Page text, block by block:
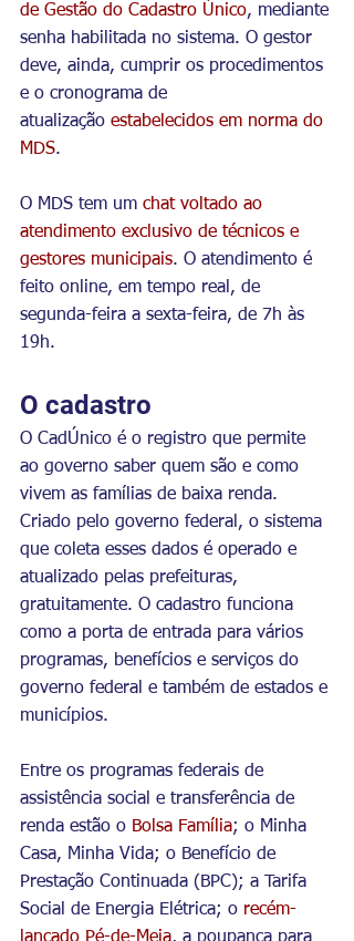
de Gestão do Cadastro Único, mediante
senha habilitada no sistema. O gestor
deve, ainda, cumprir os procedimentos
e o cronograma de
atualização estabelecidos em norma do
MDS.
O MDS tem um chat voltado ao
atendimento exclusivo de técnicos e
gestores municipais. O atendimento é
feito online, em tempo real, de
segunda-feira a sexta-feira, de 7h às
19h.
O cadastro
O CadÚnico é o registro que permite
ao governo saber quem são e como
vivem as famílias de baixa renda.
Criado pelo governo federal, o sistema
que coleta esses dados é operado e
atualizado pelas prefeituras,
gratuitamente. O cadastro funciona
como a porta de entrada para vários
programas, benefícios e serviços do
governo federal e também de estados e
municípios.
Entre os programas federais de
assistência social e transferência de
renda estão o Bolsa Família; o Minha
Casa, Minha Vida; o Benefício de
Prestação Continuada (BPC); a Tarifa
Social de Energia Elétrica; o recém-
lançado Pé-de-Meia, a poupança para